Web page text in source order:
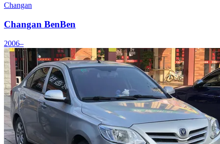
Changan
Changan BenBen
2006–